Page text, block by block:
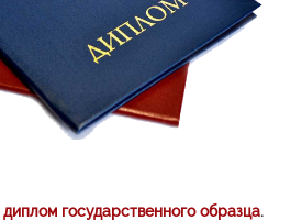
диплом государственного образца.